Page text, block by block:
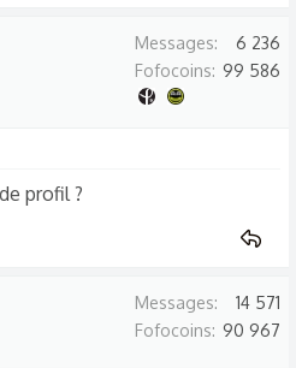
Messages
6 236
Fofocoins 99 586
profil ?
Messages
14 571
Fofocoins 90 967